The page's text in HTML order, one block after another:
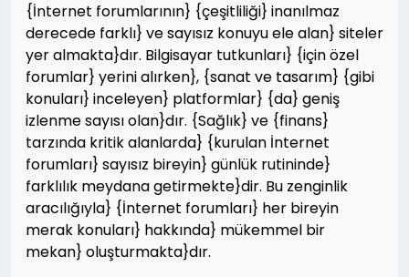
{İnternet forumlarının} {çeşitliliği} inanılmaz
derecede farklı} ve sayısız konuyu ele alan} siteler
yer almakta}dır. Bilgisayar tutkunları} {için özel
forumlar} yerini alırken}, {sanat ve tasarım} {gibi
konuları} inceleyen} platformlar} {da} geniş
izlenme sayısı olan}dır. {Sağlık} ve {finans}
tarzında kritik alanlarda} {kurulan İnternet
forumları} sayısız bireyin} günlük rutininde}
farklılık meydana getirmekte}dir. Bu zenginlik
aracılığıyla} {İnternet forumları} her bireyin
merak konuları} hakkında} mükemmel bir
mekan} oluşturmakta}dır.